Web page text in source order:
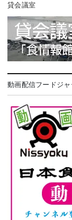
貸会議室
動画配信フードジ